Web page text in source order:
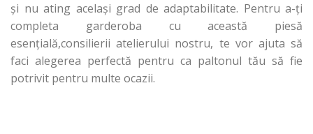
și nu ating același grad de adaptabilitate. Pentru a-ți
completa garderoba cu această piesă
esențială,consilierii atelierului nostru, te vor ajuta să
faci alegerea perfectă pentru ca paltonul tău să fie
potrivit pentru multe ocazii.